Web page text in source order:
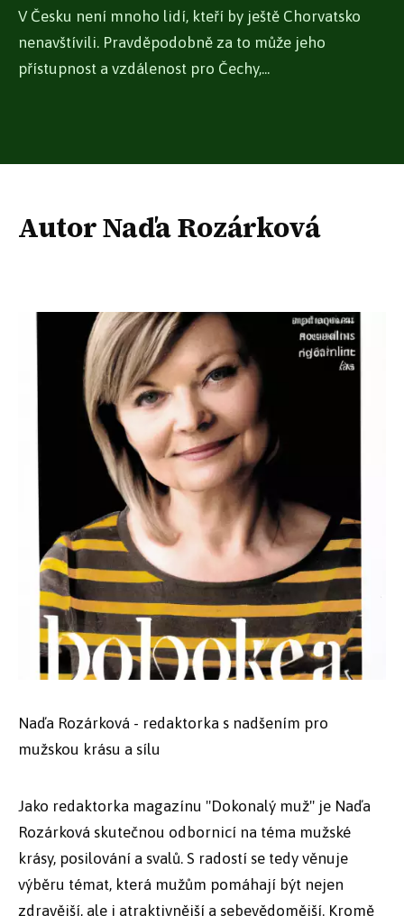
V Česku není mnoho lidí, kteří by ještě Chorvatsko
nenavštívili. Pravděpodobně za to může jeho
přístupnost a vzdálenost pro Čechy,...
Autor Naďa Rozárková
Naďa Rozárková - redaktorka s nadšením pro
mužskou krásu a sílu
Jako redaktorka magazínu "Dokonalý muž" je Naďa
Rozárková skutečnou odbornicí na téma mužské
krásy, posilování a svalů. S radostí se tedy věnuje
výběru témat, která mužům pomáhají být nejen
zdravější, ale i atraktivnější a sebevědomější. Kromě